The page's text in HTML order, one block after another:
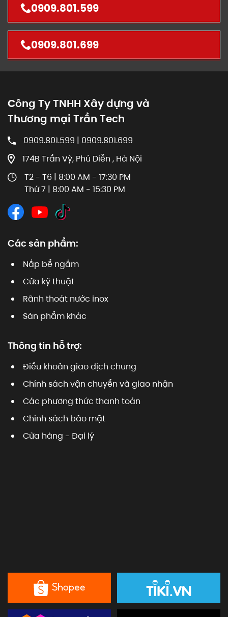
0909.801.599
0909.801.699
Công Ty TNHH Xây dựng và
Thương mại Trần Tech
0909.801.599 | 0909.801.699
174B Trần Vỹ, Phú Diễn , Hà Nội
T2 - T6 | 8:00 AM - 17:30 PM
Thứ 7 | 8:00 AM - 15:30 PM
Các sản phẩm:
Nắp bể ngầm
Cửa kỹ thuật
Rãnh thoát nước inox
Sản phẩm khác
Thông tin hỗ trợ:
Điều khoản giao dịch chung
Chính sách vận chuyển và giao nhận
Các phương thức thanh toán
Chính sách bảo mật
Cửa hàng - Đại lý